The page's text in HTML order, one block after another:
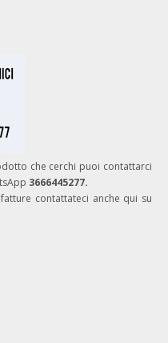
che cerchi puoi contattarci
3666445277.
contattateci anche qui su